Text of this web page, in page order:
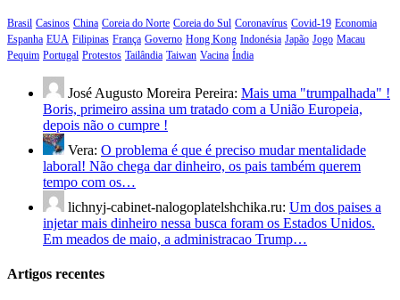
Brasil Casinos China Coreia do Norte Coreia do Sul Coronavírus Covid-19 Economia
Espanha EUA Filipinas França Governo Hong Kong Indonésia Japão Jogo Macau
Pequim Portugal Protestos Tailândia Taiwan Vacina Índia
José Augusto Moreira Pereira: Mais uma "trumpalhada" !
Boris, primeiro assina um tratado com a União Europeia,
depois não o cumpre !
Vera: O problema é que é preciso mudar mentalidade
laboral! Não chega dar dinheiro, os pais também querem
tempo com os…
lichnyj-cabinet-nalogoplatelshchika.ru: Um dos paises a
injetar mais dinheiro nessa busca foram os Estados Unidos.
Em meados de maio, a administracao Trump…
Artigos recentes